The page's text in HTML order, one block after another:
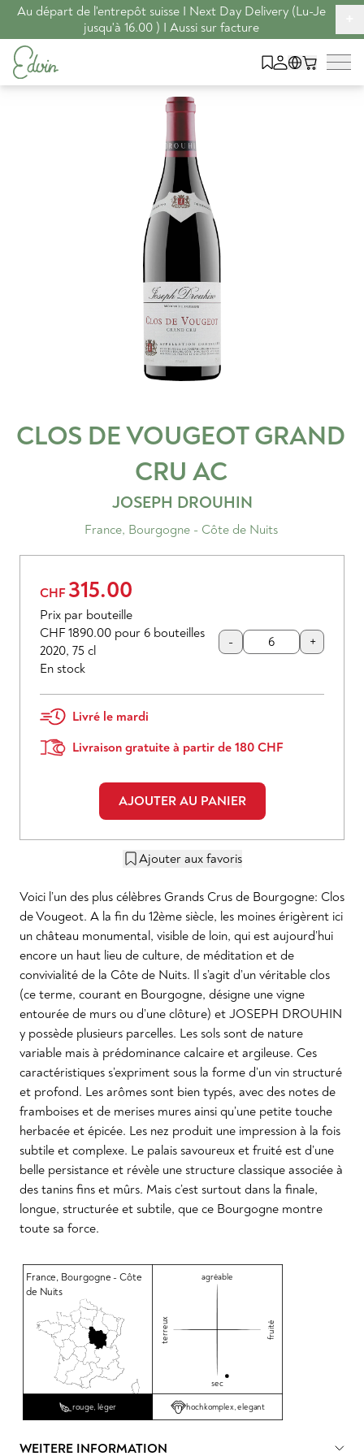
Au départ de l'entrepôt suisse I Next Day Delivery (Lu-Je
jusqu'à 16.00 ) I Aussi sur facture
CLOS DE VOUGEOT GRAND
CRU AC
JOSEPH DROUHIN
France, Bourgogne - Côte de Nuits
CHF 315.00
Prix par bouteille
CHF 1890.00 pour 6 bouteilles
2020, 75 cl
En stock
- +
Livré le mardi
Livraison gratuite à partir de 180 CHF
AJOUTER AU PANIER
Ajouter aux favoris
Voici l’un des plus célèbres Grands Crus de Bourgogne: Clos
de Vougeot. A la fin du 12ème siècle, les moines érigèrent ici
un château monumental, visible de loin, qui est aujourd’hui
encore un haut lieu de culture, de méditation et de
convivialité de la Côte de Nuits. Il s’agit d’un véritable clos
(ce terme, courant en Bourgogne, désigne une vigne
entourée de murs ou d’une clôture) et JOSEPH DROUHIN
y possède plusieurs parcelles. Les sols sont de nature
variable mais à prédominance calcaire et argileuse. Ces
caractéristiques s’expriment sous la forme d’un vin structuré
et profond. Les arômes sont bien typés, avec des notes de
framboises et de merises mures ainsi qu’une petite touche
herbacée et épicée. Les nez produit une impression à la fois
subtile et complexe. Le palais savoureux et fruité est d’une
belle persistance et révèle une structure classique associée à
des tanins fins et mûrs. Mais c’est surtout dans la finale,
longue, structurée et subtile, que ce Bourgogne montre
toute sa force.
France, Bourgogne - Côte
de Nuits
agréable
terreux fruité
sec
rouge, léger hochkomplex, elegant
WEITERE INFORMATION